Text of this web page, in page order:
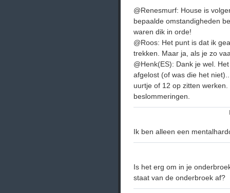
@Renesmurf: House is
bepaalde omstandigheden
waren dik in orde!
@Roos: Het punt is dat ik
trekken. Maar ja, als je zo
@Henk(ES): Dank je wel.
afgelost (of was die het
uurtje of 12 op zitten
beslommeringen.
Ik ben alleen een
Is het erg om in je
staat van de onderbroek af?